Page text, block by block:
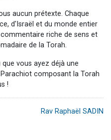
aucun prétexte. Chaque
d'Israël et du monde entier
riche de sens et
de la Torah.
vous ayez déjà une
composant la Torah
!
Rav Raphaël SADIN